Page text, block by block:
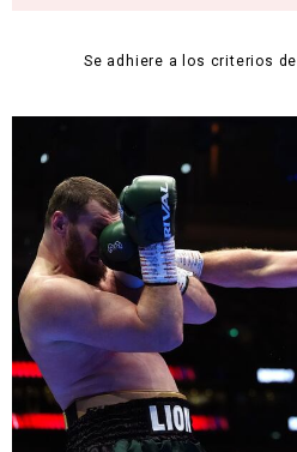
Se adhiere a los criterios de